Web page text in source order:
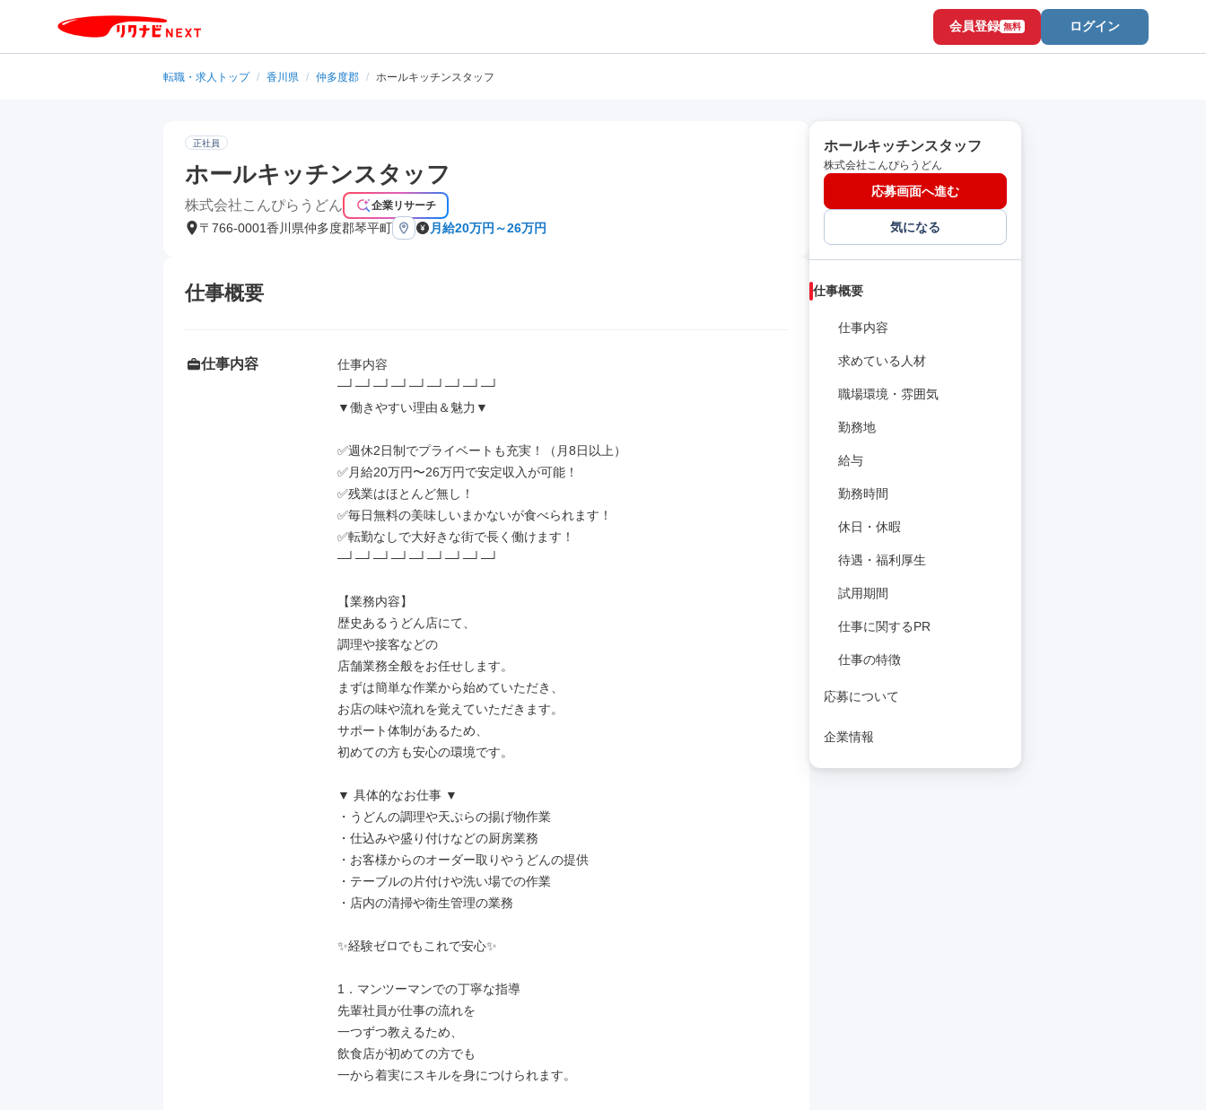
会員登録 無料 ログイン
転職・求人トップ / 香川県 / 仲多度郡 / ホールキッチンスタッフ
正社員
ホールキッチンスタッフ
株式会社こんぴらうどん 企業リサーチ
〒766-0001香川県仲多度郡琴平町 月給20万円～26万円
仕事概要
仕事内容
仕事内容
─┘─┘─┘─┘─┘─┘─┘─┘─┘
▼働きやすい理由＆魅力▼
✅週休2日制でプライベートも充実！（月8日以上）
✅月給20万円〜26万円で安定収入が可能！
✅残業はほとんど無し！
✅毎日無料の美味しいまかないが食べられます！
✅転勤なしで大好きな街で長く働けます！
─┘─┘─┘─┘─┘─┘─┘─┘─┘
【業務内容】
歴史あるうどん店にて、
調理や接客などの
店舗業務全般をお任せします。
まずは簡単な作業から始めていただき、
お店の味や流れを覚えていただきます。
サポート体制があるため、
初めての方も安心の環境です。
▼ 具体的なお仕事 ▼
・うどんの調理や天ぷらの揚げ物作業
・仕込みや盛り付けなどの厨房業務
・お客様からのオーダー取りやうどんの提供
・テーブルの片付けや洗い場での作業
・店内の清掃や衛生管理の業務
✨経験ゼロでもこれで安心✨
1．マンツーマンでの丁寧な指導
先輩社員が仕事の流れを
一つずつ教えるため、
飲食店が初めての方でも
一から着実にスキルを身につけられます。
ホールキッチンスタッフ
株式会社こんぴらうどん
応募画面へ進む
気になる
仕事概要
仕事内容
求めている人材
職場環境・雰囲気
勤務地
給与
勤務時間
休日・休暇
待遇・福利厚生
試用期間
仕事に関するPR
仕事の特徴
応募について
企業情報